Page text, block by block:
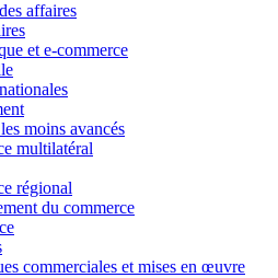
affaires
et e-commerce
moins avancés
multilatéral
régional
du commerce
commerciales et mises en œuvre